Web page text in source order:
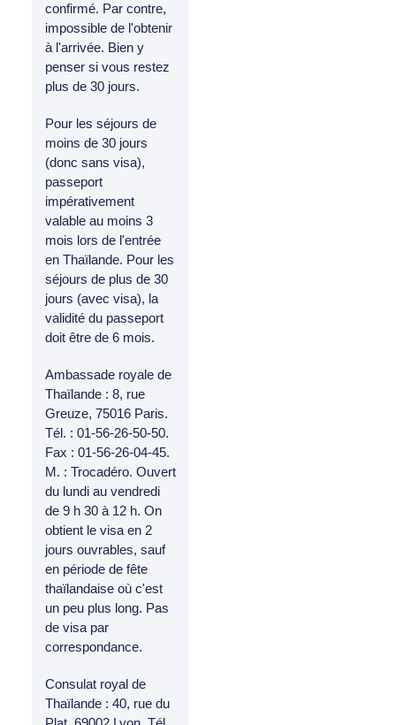
confirmé. Par contre,
impossible de l'obtenir
à l'arrivée. Bien y
penser si vous restez
plus de 30 jours.
Pour les séjours de
moins de 30 jours
(donc sans visa),
passeport
impérativement
valable au moins 3
mois lors de l'entrée
en Thaïlande. Pour les
séjours de plus de 30
jours (avec visa), la
validité du passeport
doit être de 6 mois.
Ambassade royale de
Thaïlande : 8, rue
Greuze, 75016 Paris.
Tél. : 01-56-26-50-50.
Fax : 01-56-26-04-45.
M. : Trocadéro. Ouvert
du lundi au vendredi
de 9 h 30 à 12 h. On
obtient le visa en 2
jours ouvrables, sauf
en période de fête
thaïlandaise où c'est
un peu plus long. Pas
de visa par
correspondance.
Consulat royal de
Thaïlande : 40, rue du